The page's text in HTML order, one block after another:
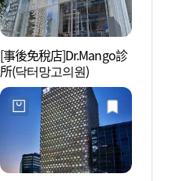
[事後免稅店]Dr.Mango診
所(닥터망고의원)